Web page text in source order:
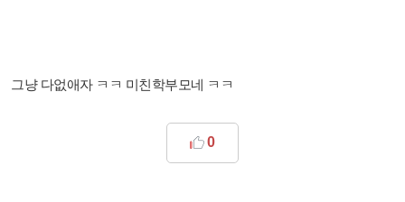
그냥 다없애자 ㅋㅋ 미친학부모네 ㅋㅋ
0